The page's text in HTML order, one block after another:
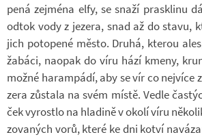
pená zejména elfy, se snaží prasklinu
odtok vody z je­zera, snad až do stavu,
jich po­to­pené město. Druhá, kte­rou
ža­báci, na­o­pak do víru hází kmeny,
možné ha­ram­pádí, aby se vír co
zera zů­stala na svém místě. Vedle
ček vy­rostlo na hla­dině v okolí víru
zo­va­ných vorů, které ke dni kotví